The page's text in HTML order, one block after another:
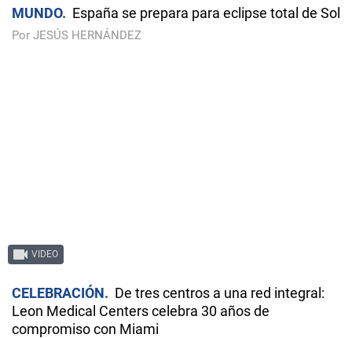
MUNDO España se prepara para eclipse total de Sol
Por JESÚS HERNÁNDEZ
VIDEO
CELEBRACIÓN
De tres centros a una red integral:
Leon Medical Centers celebra 30 años de
compromiso con Miami